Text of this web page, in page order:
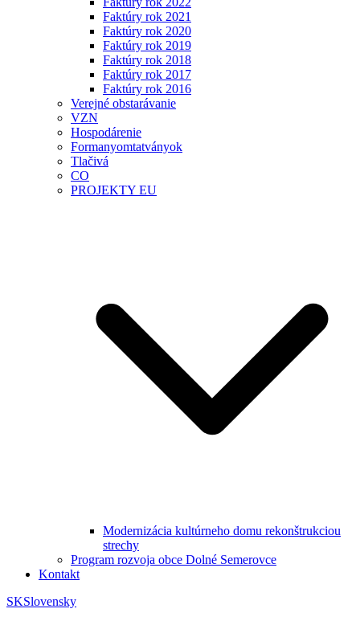
Faktúry rok 2021
Faktúry rok 2020
Faktúry rok 2019
Faktúry rok 2018
Faktúry rok 2017
Faktúry rok 2016
Verejné obstarávanie
VZN
Hospodárenie
Formanyomtatványok
Tlačivá
CO
PROJEKTY EU
Modernizácia kultúrneho domu rekonštrukciou
strechy
Program rozvoja obce Dolné Semerovce
Kontakt
SKSlovensky